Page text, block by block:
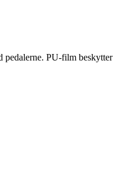
pedalerne. PU-film beskytter